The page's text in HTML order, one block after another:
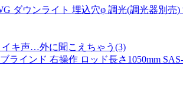
ダウンライト 埋込穴φ 調光(調光器別売
キ声…外に聞こえちゃう(3)
ラインド 右操作 ロッド長さ1050mm